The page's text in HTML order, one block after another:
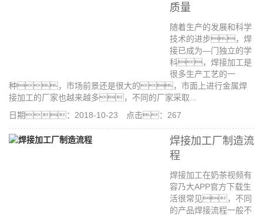
质量
随着生产的发展和科学
技术的进步，焊
接已成为—门独立的学
科，焊接加工是
很多生产工艺的一
种，市场前景还是很大的，市面上进行金属焊
接加工的厂家也越来越多，不同的厂家采取...
日期：2018-10-23 点击：267
焊接加工厂制造流
程
焊接加工在奶茶视频有
容乃大APP官方下载生
活很常见，不同
的产品焊接流程一般不